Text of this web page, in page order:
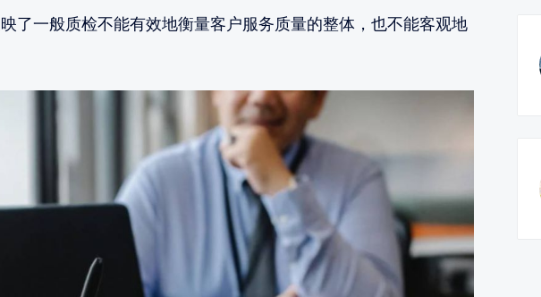
映了一般质检不能有效地衡量客户服务质量的整体，也不能客观地